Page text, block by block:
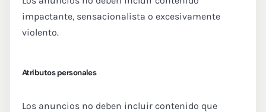
impactante, sensacionalista o excesivamente
violento.
Atributos personales
Los anuncios no deben incluir contenido que